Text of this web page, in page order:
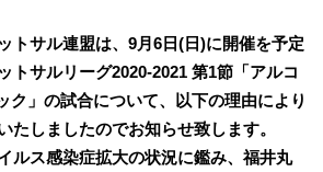
トサル連盟は、9月6日(日)に開催を予定
トサルリーグ2020-2021 第1節「アルコ
ク」の試合について、以下の理由により
たしましたのでお知らせ致します。
ルス感染症拡大の状況に鑑み、福井丸